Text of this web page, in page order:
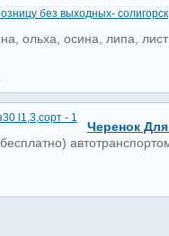
ольха, осина, липа,
Черенок